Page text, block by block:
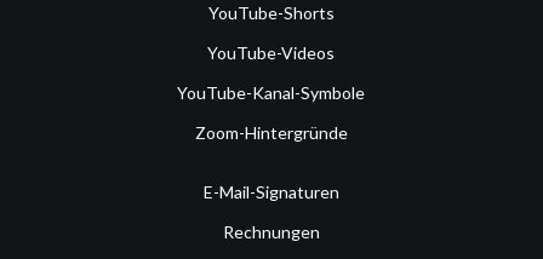
YouTube-Shorts
YouTube-Videos
YouTube-Kanal-Symbole
Zoom-Hintergründe
E-Mail-Signaturen
Rechnungen